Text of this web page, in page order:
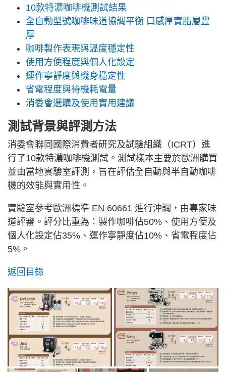
10款特濃咖啡機測試結果
全自動型號咖啡味道協調平衡 口感厚實脂層豐
厚
咖啡製作表現與溫度穩定性
使用方便程度與個人化設定
運作寧靜度與機身穩定性
省電程度與待機耗電量
消委會選購及使用實用建議
測試背景與評測方法
消委會聯同國際消費者研究及試驗組織（ICRT）進
行了10款特濃咖啡機測試。測試樣本主要於歐洲購買
並由當地實驗室評測，旨在評估全自動與半自動咖啡
機的效能與實用性。
實驗室參考歐洲標準 EN 60661 進行沖調，由專家味
道評審。評分比重為：製作咖啡佔50%、使用方便及
個人化設定佔35%、運作寧靜度佔10%、省電程度佔
5%。
返回目錄